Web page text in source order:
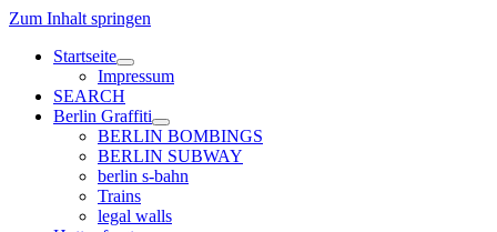
Zum Inhalt springen
Startseite
Menü
öffnen
Impressum
SEARCH
Berlin Graffiti
Menü
öffnen
BERLIN BOMBINGS
BERLIN SUBWAY
berlin s-bahn
Trains
legal walls